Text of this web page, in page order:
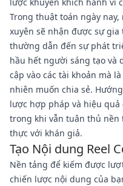
Trong thuật toán ngày
xuyên sẽ nhận được sự
thường dẫn đến sự phát
hầu hết người sáng tạo và
cập vào các tài khoản mà
nhiên muốn chia sẻ.
lược hợp pháp và hiệu
trong khi vẫn tuân thủ nền
thực với khán giả.
Tạo Nội dung Reel
Nền tảng để kiếm được
chiến lược nội dung của